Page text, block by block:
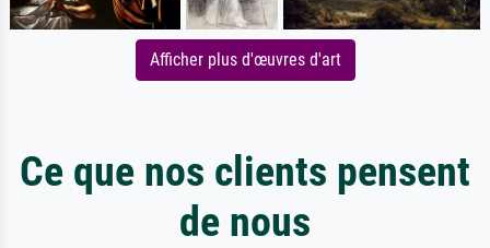
Afficher plus d'œuvres d'art
Ce que nos clients pensent
de nous